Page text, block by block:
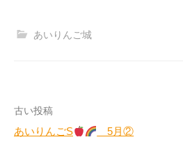
あいりんご城
投
稿
古い投稿
あいりんごS 5月②